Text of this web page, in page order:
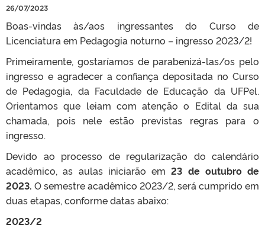
26/07/2023
Boas-vindas às/aos ingressantes do Curso de
Licenciatura em Pedagogia noturno – ingresso 2023/2!
Primeiramente, gostaríamos de parabenizá-las/os pelo
ingresso e agradecer a confiança depositada no Curso
de Pedagogia, da Faculdade de Educação da UFPel.
Orientamos que leiam com atenção o Edital da sua
chamada, pois nele estão previstas regras para o
ingresso.
Devido ao processo de regularização do calendário
acadêmico, as aulas iniciarão em23 de outubro de
2023. O semestre acadêmico 2023/2, será cumprido em
duas etapas, conforme datas abaixo:
2023/2